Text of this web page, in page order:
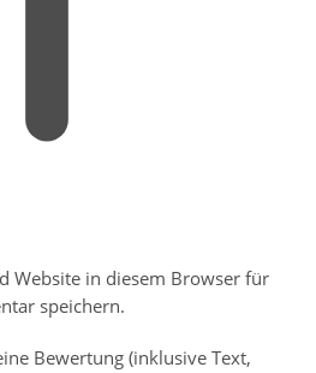
Website in diesem Browser für
speichern.
Bewertung (inklusive Text,